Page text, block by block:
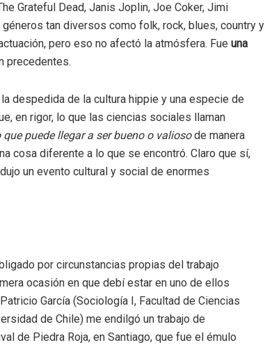
Grateful Dead, Janis Joplin, Joe Coker, Jimi
géneros tan diversos como folk, rock, blues, country y
pero eso no afectó la atmósfera. Fue una
precedentes.
despedida de la cultura hippie y una especie de
en rigor, lo que las ciencias sociales llaman
puede llegar a ser bueno o valiosode manera
cosa diferente a lo que se encontró. Claro que sí,
un evento cultural y social de enormes
por circunstancias propias del trabajo
ocasión en que debí estar en uno de ellos
García (Sociología I, Facultad de Ciencias
de Chile) me endilgó un trabajo de
de Piedra Roja, en Santiago, que fue el émulo